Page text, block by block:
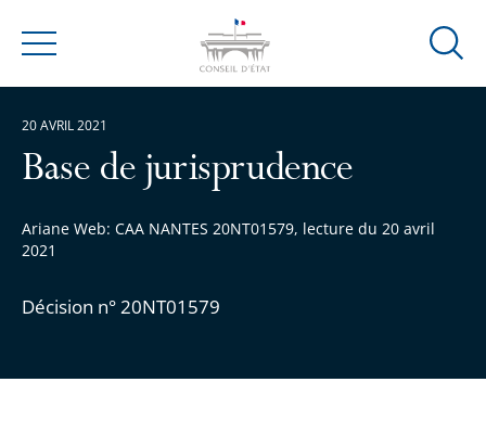
Menu
Ouvrir
Base de jurisprudence
Ariane Web: CAA NANTES 20NT01579, lecture du 20 avril
2021
Décision n° 20NT01579
20 AVRIL 2021